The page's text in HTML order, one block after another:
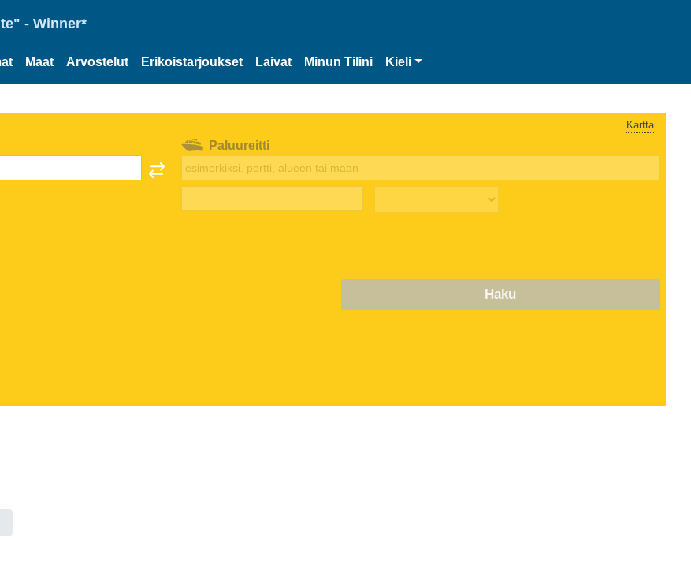
- Winner*
Maat Arvostelut Erikoistarjoukset Laivat Minun Tilini Kieli
Kartta
Paluureitti
Haku